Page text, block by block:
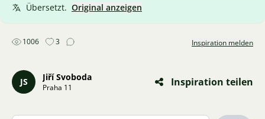
Übersetzt. Original anzeigen
1006 3 Inspiration melden
JS Jiří Svoboda
Praha 11 Inspiration teilen